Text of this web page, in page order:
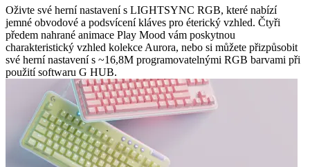
Oživte své herní nastavení s LIGHTSYNC RGB, které nabízí
jemné obvodové a podsvícení kláves pro éterický vzhled. Čtyři
předem nahrané animace Play Mood vám poskytnou
charakteristický vzhled kolekce Aurora, nebo si můžete přizpůsobit
své herní nastavení s ~16,8M programovatelnými RGB barvami při
použití softwaru G HUB.